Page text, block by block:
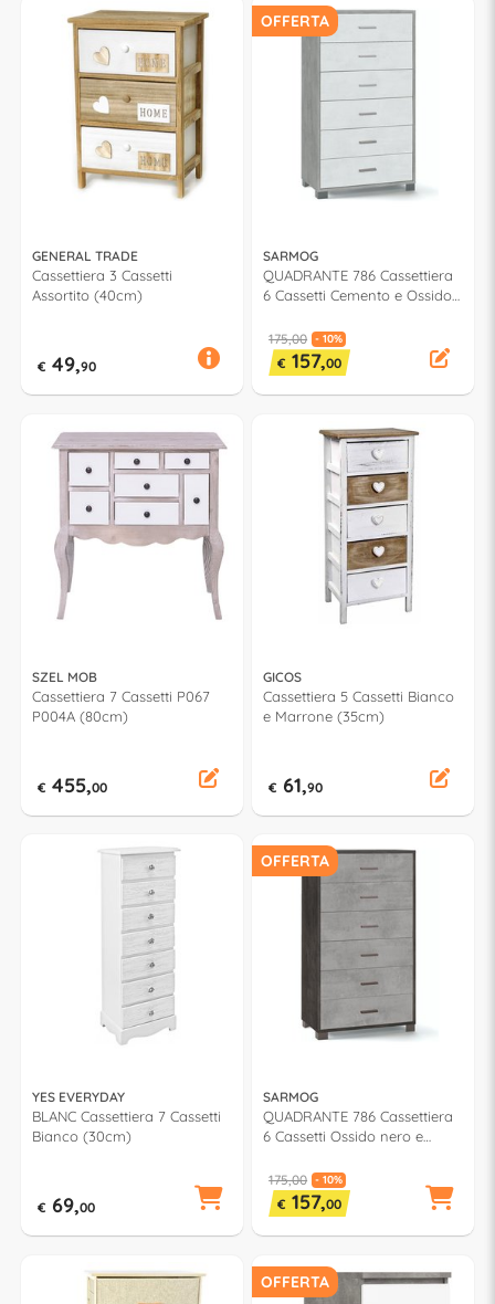
GENERAL TRADE
Cassettiera 3 Cassetti
Assortito (40cm)
€ 49,90
OFFERTA
SARMOG
QUADRANTE 786 Cassettiera
6 Cassetti Cemento e Ossido
175,00 - 10%
€ 157,00
SZEL MOB
Cassettiera 7 Cassetti P067
P004A (80cm)
€ 455,00
GICOS
Cassettiera 5 Cassetti Bianco
e Marrone (35cm)
€ 61,90
YES EVERYDAY
BLANC Cassettiera 7 Cassetti
Bianco (30cm)
€ 69,00
OFFERTA
SARMOG
QUADRANTE 786 Cassettiera
6 Cassetti Ossido nero e
175,00 - 10%
€ 157,00
OFFERTA